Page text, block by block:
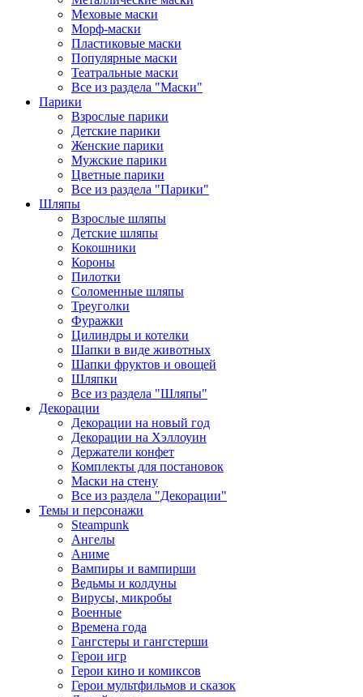
Меховые маски
Морф-маски
Пластиковые маски
Популярные маски
Театральные маски
Все из раздела "Маски"
Парики
Взрослые парики
Детские парики
Женские парики
Мужские парики
Цветные парики
Все из раздела "Парики"
Шляпы
Взрослые шляпы
Детские шляпы
Кокошники
Короны
Пилотки
Соломенные шляпы
Треуголки
Фуражки
Цилиндры и котелки
Шапки в виде животных
Шапки фруктов и овощей
Шляпки
Все из раздела "Шляпы"
Декорации
Декорации на новый год
Декорации на Хэллоуин
Держатели конфет
Комплекты для постановок
Маски на стену
Все из раздела "Декорации"
Темы и персонажи
Steampunk
Ангелы
Аниме
Вампиры и вампирши
Ведьмы и колдуны
Вирусы, микробы
Военные
Времена года
Гангстеры и гангстерши
Герои игр
Герои кино и комиксов
Герои мультфильмов и сказок